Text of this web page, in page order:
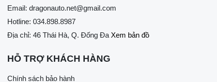
Email: dragonauto.net@gmail.com
Hotline: 034.898.8987
Địa chỉ: 46 Thái Hà, Q. Đống Đa Xem bản đồ
HỖ TRỢ KHÁCH HÀNG
Chính sách bảo hành